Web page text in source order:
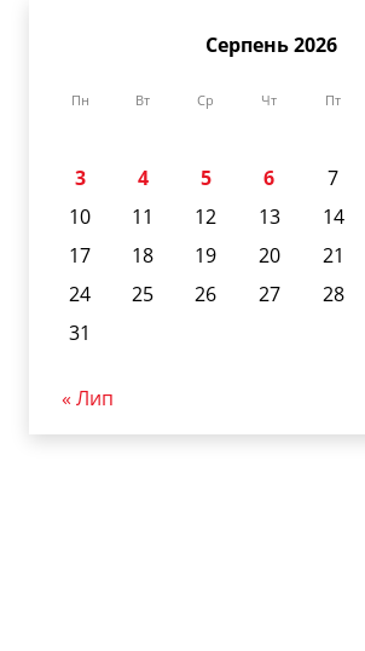
Серпень 2026
Пн Вт Ср Чт Пт
3
4 5 6 7
10
11 12 13 14
17
18 19 20 21
24
25 26 27 28
31
« Лип